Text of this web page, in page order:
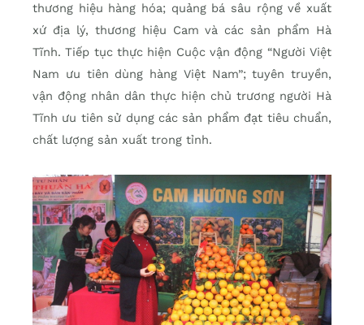
thương hiệu hàng hóa; quảng bá sâu rộng về xuất
xứ địa lý, thương hiệu Cam và các sản phẩm Hà
Tĩnh. Tiếp tục thực hiện Cuộc vận động “Người Việt
Nam ưu tiên dùng hàng Việt Nam”; tuyên truyền,
vận động nhân dân thực hiện chủ trương người Hà
Tĩnh ưu tiên sử dụng các sản phẩm đạt tiêu chuẩn,
chất lượng sản xuất trong tỉnh.